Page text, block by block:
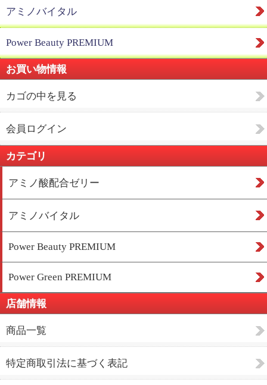
アミノバイタル
Power Beauty PREMIUM
お買い物情報
カゴの中を見る
会員ログイン
カテゴリ
アミノ酸配合ゼリー
アミノバイタル
Power Beauty PREMIUM
Power Green PREMIUM
店舗情報
商品一覧
特定商取引法に基づく表記